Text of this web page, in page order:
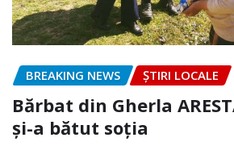
BREAKING NEWS ȘTIRI LOCALE
Bărbat din Gherla
și-a bătut soția